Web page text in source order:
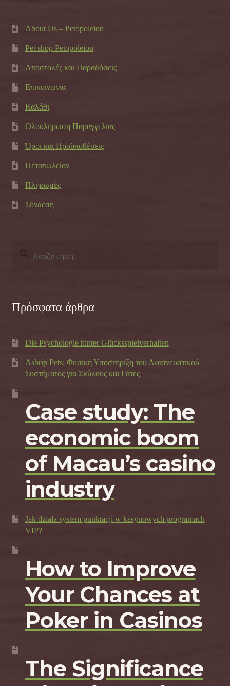
About Us – Petopoleion
Pet shop Petopoleion
Αποστολές και Παραδόσεις
Επικοινωνία
Καλάθι
Ολοκλήρωση Παραγγελίας
Όροι και Προϋποθέσεις
Πετοπωλείον
Πληρωμές
Σύνδεση
Πρόσφατα άρθρα
Die Psychologie hinter Glücksspielverhalten
Asbrip Pets: Φυσική Υποστήριξη του Αναπνευστικού
Συστήματος για Σκύλους και Γάτες
Case study: The
economic boom
of Macau’s casino
industry
Jak działa system punktacji w kasynowych programach
VIP?
How to Improve
Your Chances at
Poker in Casinos
The Significance